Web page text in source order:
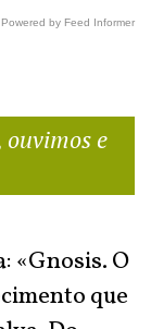
Powered by Feed Informer
ouvimos e
«Gnosis. O
que